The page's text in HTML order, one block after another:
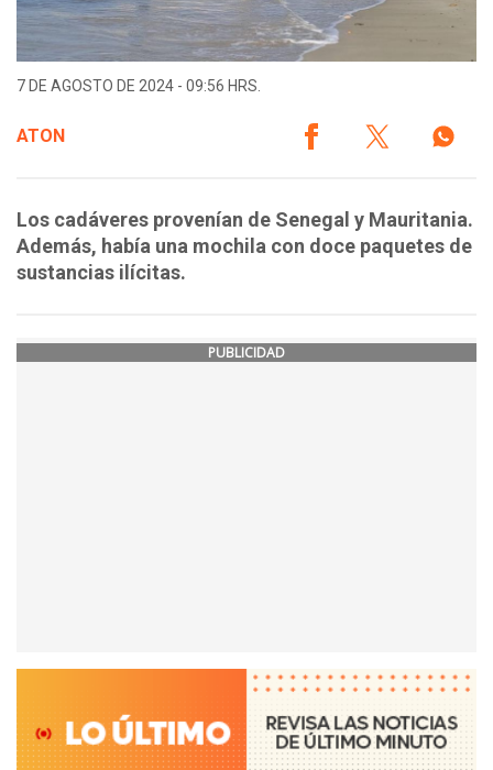
7 DE AGOSTO DE 2024 - 09:56 HRS.
ATON
Los cadáveres provenían de Senegal y Mauritania.
Además, había una mochila con doce paquetes de
sustancias ilícitas.
PUBLICIDAD